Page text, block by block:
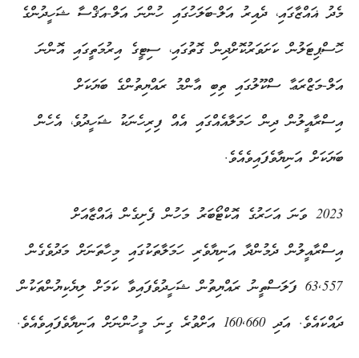
މެދު ޣައްޒާގައި، ދެއިރު އަލް-ބަލަހުގައި ހުންނަ އަލް-އަޤްސާ ޝަހީދުންގެ
ހޮސްޕިޓަލުން ކަށަވަރުކޮށްދިން ގޮތުގައި، ސިޓީގެ އިރުމަތީގައި އޮންނަ
އަލް-މަޒްރަޢާ ސްކޫލުގައި ތިބި އާންމު ރައްޔިތުންގެ ބަޔަކަށް
އިސްރާއީލުން ދިން ހަމަލާއެއްގައި އެއް ފިރިހެނަކު ޝަހީދުވެ، އެހެން
ބަޔަކަށް އަނިޔާވެފައިވެއެވެ.
2023 ވަނަ އަހަރުގެ އޮކްޓޯބަރު މަހުން ފެށިގެން ޣައްޒާއަށް
އިސްރާއީލުން ދެމުންދާ އަނިޔާވެރި ހަމަލާތަކުގައި މިހާތަނަށް މަދުވެގެން
63,557 ފަލަސްތީނު ރައްޔިތުން ޝަހީދުވެފައިވާ ކަމަށް ލިޔެކިޔުންތަކުން
ދައްކައެވެ. އަދި 160,660 އަށްވުރެ ގިނަ މީހުންނަށް އަނިޔާވެފައިވެއެވެ.